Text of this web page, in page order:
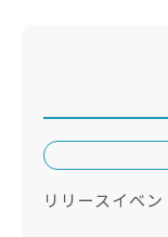
リリースイベ